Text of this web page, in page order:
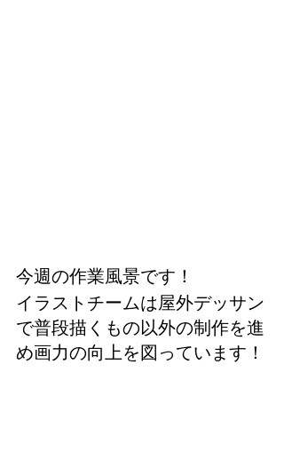
今週の作業風景です！
イラストチームは屋外デッサン
で普段描くもの以外の制作を進
め画力の向上を図っています！